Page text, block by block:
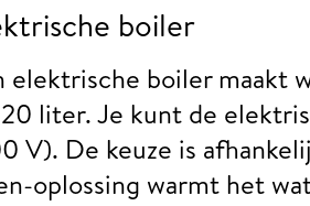
boiler
elektrische boiler maakt
liter. Je kunt de
V). De keuze is
oplossing warmt het